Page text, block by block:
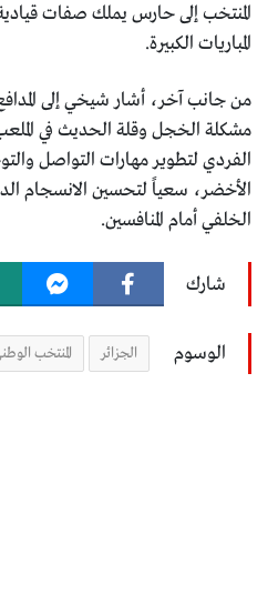
المنتخب إلى حارس يملك صفات قيادية
المباريات الكبيرة.
من جانب آخر، أشار شيخي إلى
مشكلة الخجل وقلة الحديث في
الفردي لتطوير مهارات التواصل
الأخضر، سعياً لتحسين الانسجام
الخلفي أمام المنافسين.
شارك
الوسوم الجزائر المنتخب